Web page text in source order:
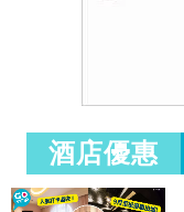
酒店優惠